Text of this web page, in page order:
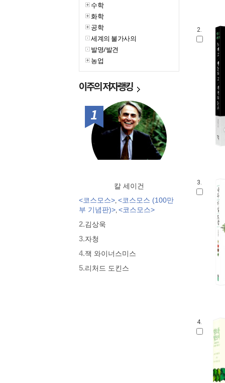
수학
화학
공학
세계의 불가사의
발명/발견
농업
이주의저자랭킹
1위
칼 세이건
<코스모스>, <코스모스 (100만
부 기념판)>, <코스모스>
2.김상욱
3.자청
4.잭 와이너스미스
5.리처드 도킨스
2.
3.
4.